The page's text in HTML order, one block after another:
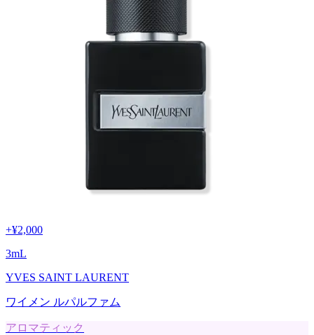
+¥2,000
3mL
YVES SAINT LAURENT
ワイメン ルパルファム
アロマティック